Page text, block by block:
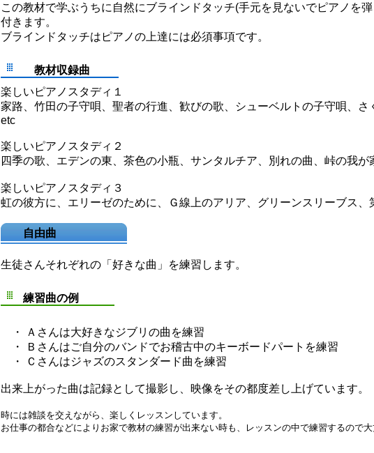
この教材で学ぶうちに自然にブラインドタッチ(手元を見ないでピアノを
付きます。
ブラインドタッチはピアノの上達には必須事項です。
教材収録曲
楽しいピアノスタディ１
家路、竹田の子守唄、聖者の行進、歓びの歌、シューベルトの子守唄、
etc
楽しいピアノスタディ２
四季の歌、エデンの東、茶色の小瓶、サンタルチア、別れの曲、峠の我
楽しいピアノスタディ３
虹の彼方に、エリーゼのために、Ｇ線上のアリア、グリーンスリーブス
自由曲
生徒さんそれぞれの「好きな曲」を練習します。
練習曲の例
・ Ａさんは大好きなジブリの曲を練習
・ Ｂさんはご自分のバンドでお稽古中のキーボードパートを練習
・ Ｃさんはジャズのスタンダード曲を練習
出来上がった曲は記録として撮影し、映像をその都度差し上げています。
時には雑談を交えながら、楽しくレッスンしています。
お仕事の都合などによりお家で教材の練習が出来ない時も、レッスンの中で練習するので大